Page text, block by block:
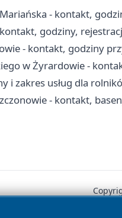
- kontakt,
godziny,
- kontakt, godziny
w Żyrardowie -
i zakres usług dla
- kontakt,